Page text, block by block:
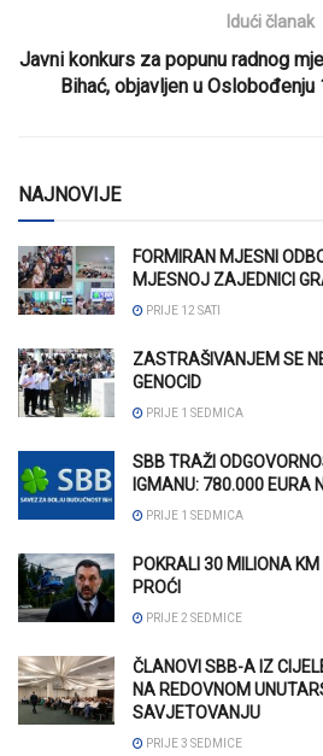
Idući članak
Javni konkurs za popunu radnog
Bihać, objavljen u
NAJNOVIJE
FORMIRAN MJESNI
MJESNOJ ZAJEDNICI
PRIJE 12 SATI
ZASTRAŠIVANJEM SE
GENOCID
PRIJE 1 SEDMICA
SBB TRAŽI
IGMANU: 780.000 EURA
PRIJE 1 SEDMICA
POKRALI 30 MILIONA
PROĆI
PRIJE 2 SEDMICE
ČLANOVI SBB-A IZ
NA REDOVNOM
SAVJETOVANJU
PRIJE 3 SEDMICE